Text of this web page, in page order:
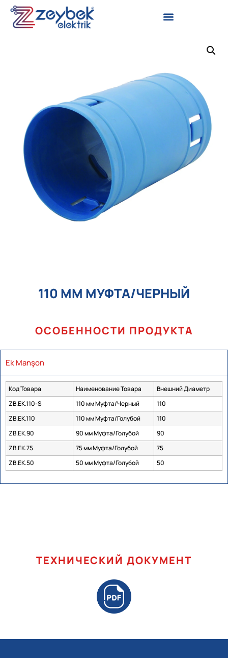
110 ММ МУФТА/ЧЕРНЫЙ
ОСОБЕННОСТИ ПРОДУКТА
Ek Manşon
Код Товара Наименование Товара
Внешний Диаметр
ZB.EK.110-S
110 мм Муфта/Черный
110
ZB.EK.110
110 мм Муфта/Голубой
110
ZB.EK.90
90 мм Муфта/Голубой
90
ZB.EK.75
75 мм Муфта/Голубой
75
ZB.EK.50
50 мм Муфта/Голубой 50
ТЕХНИЧЕСКИЙ ДОКУМЕНТ